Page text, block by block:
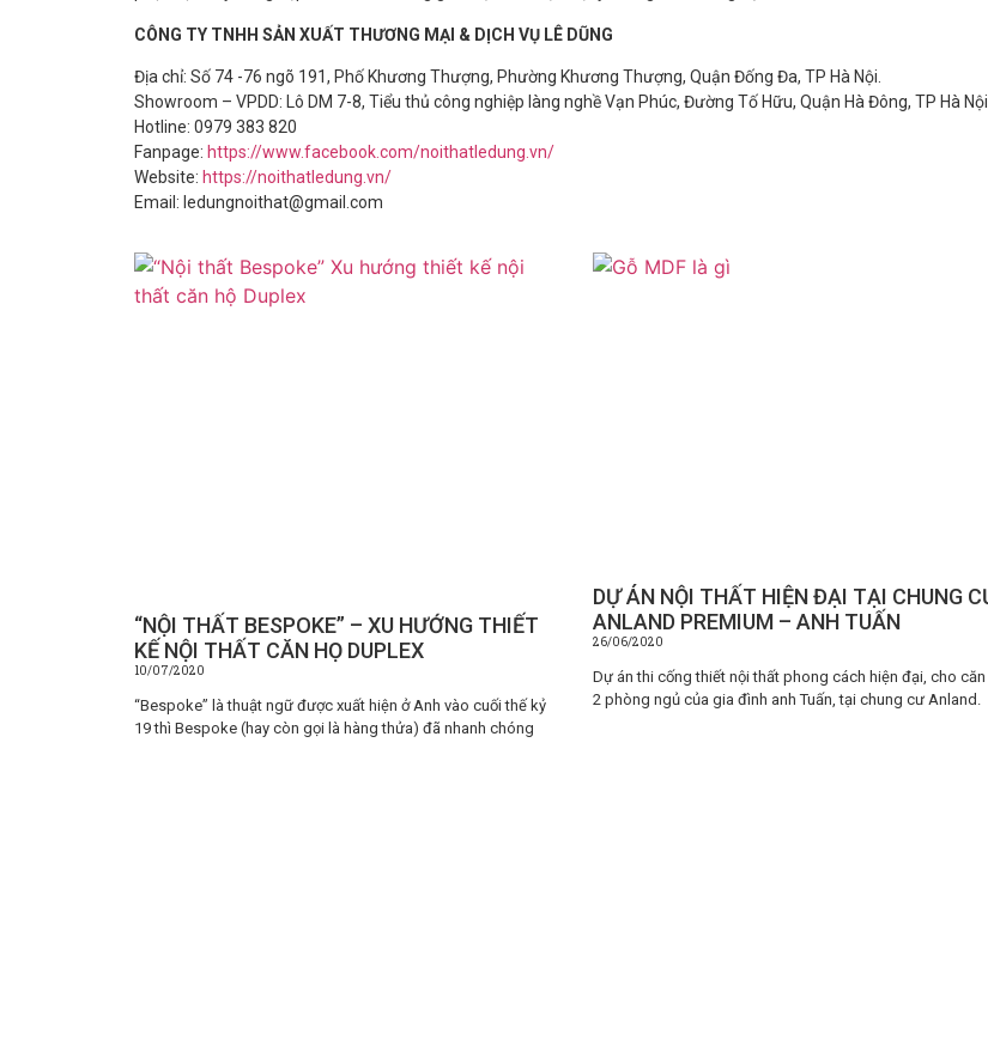
CÔNG TY TNHH SẢN XUẤT THƯƠNG MẠI & DỊCH VỤ LÊ DŨNG
Địa chỉ: Số 74 -76 ngõ 191, Phố Khương Thượng, Phường Khương Thượng, Quận Đống Đa, TP Hà Nội.
Showroom – VPDD: Lô DM 7-8, Tiểu thủ công nghiệp làng nghề Vạn Phúc, Đường Tố Hữu, Quận Hà Đông, TP Hà
Hotline: 0979 383 820
Fanpage: https://www.facebook.com/noithatledung.vn/
Website: https://noithatledung.vn/
Email: ledungnoithat@gmail.com
“NỘI THẤT BESPOKE” – XU HƯỚNG THIẾT
KẾ NỘI THẤT CĂN HỌ DUPLEX
10/07/2020
“Bespoke” là thuật ngữ được xuất hiện ở Anh vào cuối thế kỷ
19 thì Bespoke (hay còn gọi là hàng thửa) đã nhanh chóng
DỰ ÁN NỘI THẤT HIỆN ĐẠI TẠI CHUNG
ANLAND PREMIUM – ANH TUẤN
26/06/2020
Dự án thi cống thiết nội thất phong cách hiện đại, cho căn
2 phòng ngủ của gia đình anh Tuấn, tại chung cư Anland.